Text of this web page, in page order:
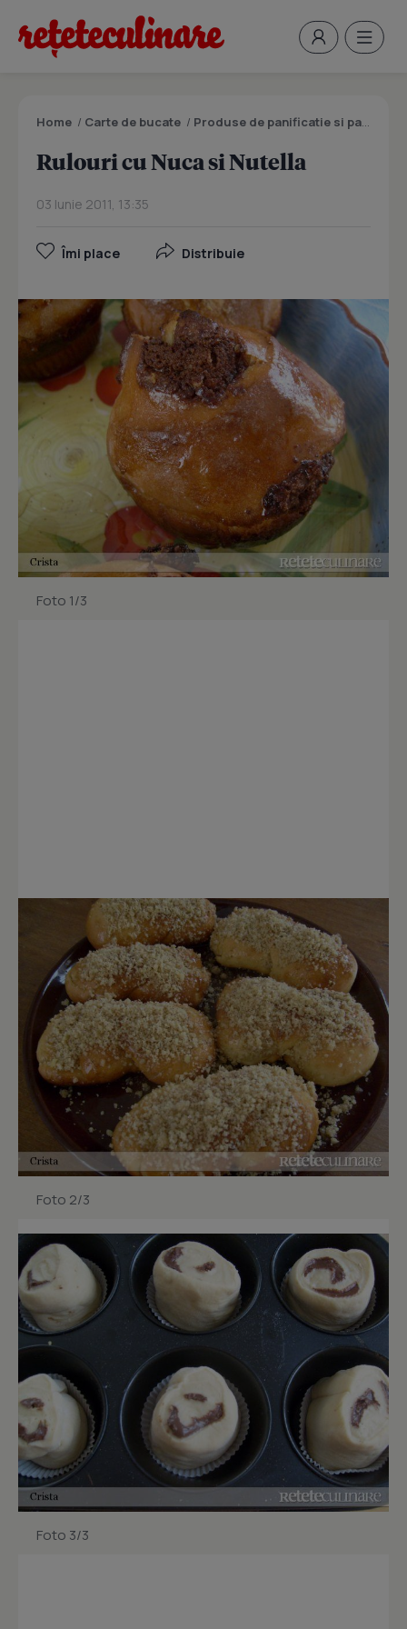
Home / Carte de bucate / Produse de panificatie si patiserie
Rulouri cu Nuca si Nutella
03 Iunie 2011, 13:35
Îmi place Distribuie
Foto 1/3
Foto 2/3
Foto 3/3